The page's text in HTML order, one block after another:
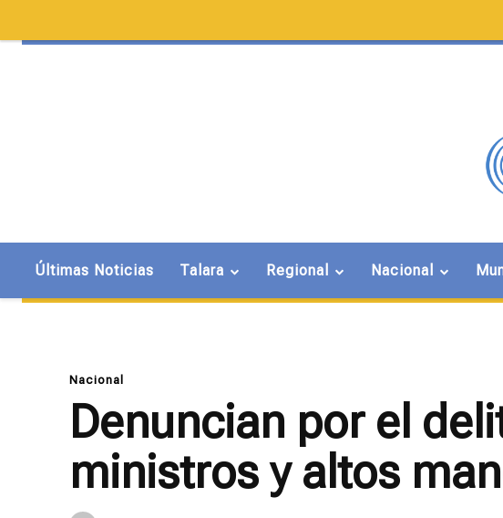
Últimas Noticias Talara Regional Nacional
Nacional
Denuncian por el
ministros y altos